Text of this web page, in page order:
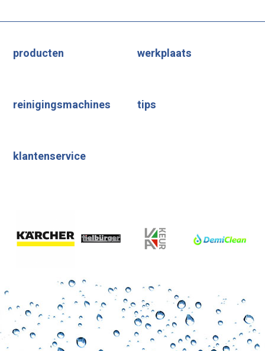
producten werkplaats
reinigingsmachines tips
klantenservice